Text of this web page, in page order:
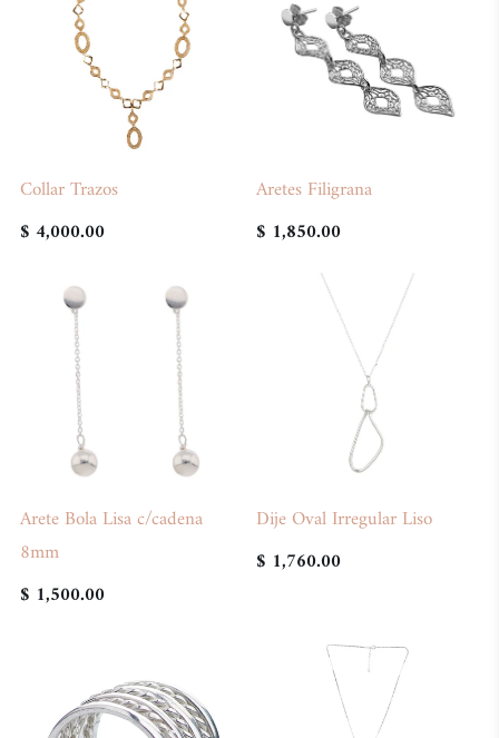
Collar Trazos
$ 4,000.00
Aretes Filigrana
$ 1,850.00
Arete Bola Lisa c/cadena
8mm
$ 1,500.00
Dije Oval Irregular Liso
$ 1,760.00